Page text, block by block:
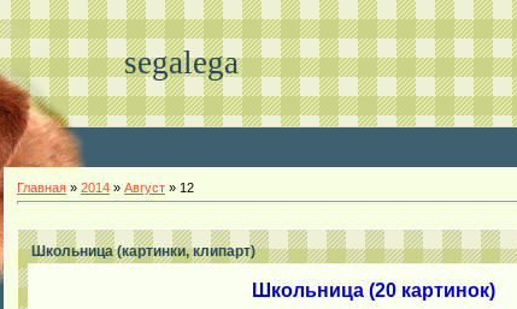
segalega
Главная » 2014 » Август » 12
Школьница (картинки, клипарт)
Школьница (20 картинок)